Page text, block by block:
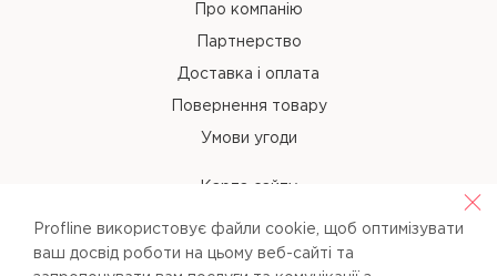
Про компанію
Партнерство
Доставка і оплата
Повернення товару
Умови угоди
Карта сайту
КОНТАКТИ
Profline використовує файли cookie, щоб оптимізувати
ваш досвід роботи на цьому веб-сайті та